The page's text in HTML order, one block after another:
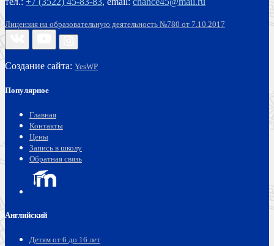
Лицензия на образовательную деятельность №780 от 7.10.2017
Создание сайта: YesWP
Популярное
Главная
Контакты
Цены
Запись в школу
Обратная связь
Английский
Детям от 6 до 16 лет